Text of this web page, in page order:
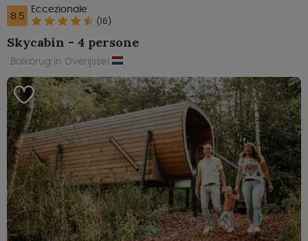
8.5 Eccezionale
(16)
Skycabin - 4 persone
Balkbrug in Overijssel